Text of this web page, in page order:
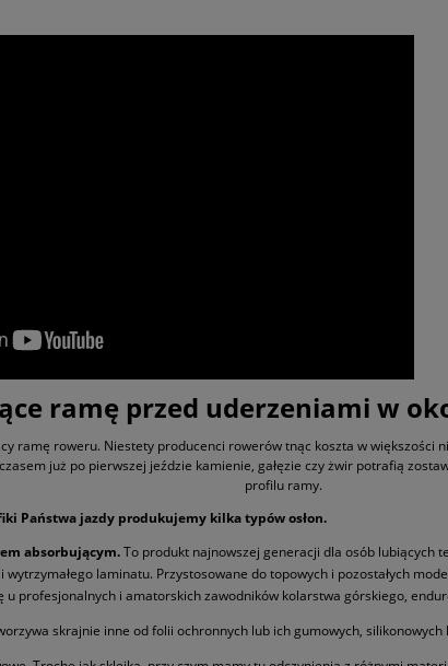
ramę przed uderzeniami w
ramę roweru. Niestety producenci rowerów tnąc koszta w większości
już po pierwszej jeździe kamienie, gałęzie czy żwir potrafią
profilu ramy.
Państwa jazdy produkujemy kilka typów osłon.
absorbującym.To produkt najnowszej generacji dla osób lubiących
wytrzymałego laminatu. Przystosowane do topowych i pozostałych
u profesjonalnych i amatorskich zawodników kolarstwa górskiego,
skrajnie inne od folii ochronnych lub ich gumowych, silikonowych